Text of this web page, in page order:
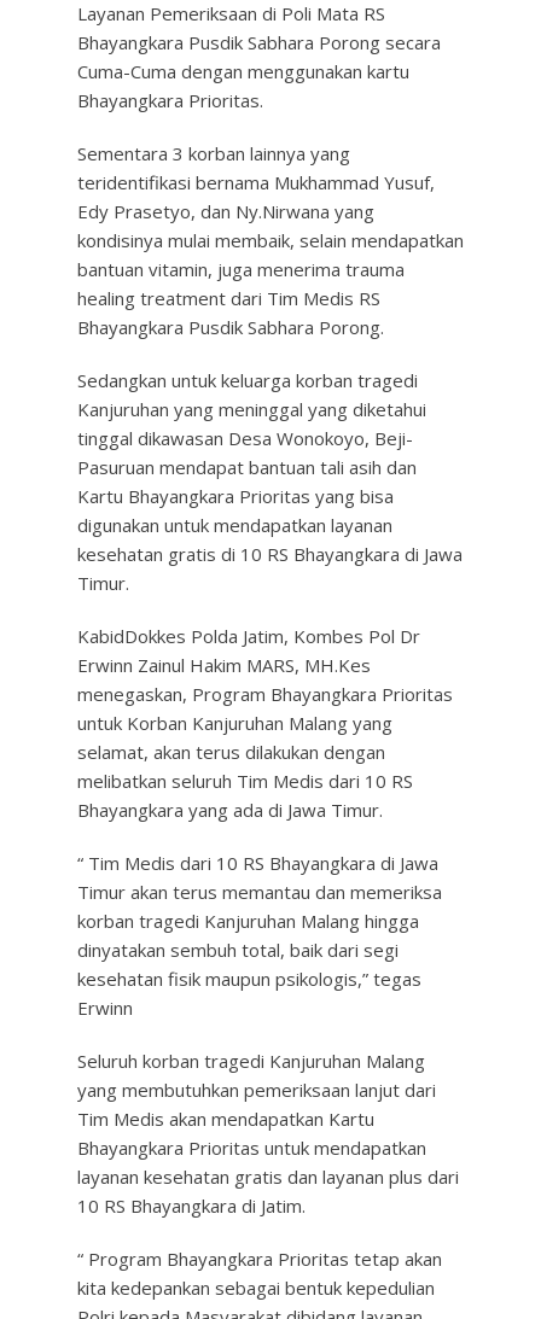
Layanan Pemeriksaan di Poli Mata RS
Bhayangkara Pusdik Sabhara Porong secara
Cuma-Cuma dengan menggunakan kartu
Bhayangkara Prioritas.
Sementara 3 korban lainnya yang
teridentifikasi bernama Mukhammad Yusuf,
Edy Prasetyo, dan Ny.Nirwana yang
kondisinya mulai membaik, selain mendapatkan
bantuan vitamin, juga menerima trauma
healing treatment dari Tim Medis RS
Bhayangkara Pusdik Sabhara Porong.
Sedangkan untuk keluarga korban tragedi
Kanjuruhan yang meninggal yang diketahui
tinggal dikawasan Desa Wonokoyo, Beji-
Pasuruan mendapat bantuan tali asih dan
Kartu Bhayangkara Prioritas yang bisa
digunakan untuk mendapatkan layanan
kesehatan gratis di 10 RS Bhayangkara di Jawa
Timur.
KabidDokkes Polda Jatim, Kombes Pol Dr
Erwinn Zainul Hakim MARS, MH.Kes
menegaskan, Program Bhayangkara Prioritas
untuk Korban Kanjuruhan Malang yang
selamat, akan terus dilakukan dengan
melibatkan seluruh Tim Medis dari 10 RS
Bhayangkara yang ada di Jawa Timur.
“ Tim Medis dari 10 RS Bhayangkara di Jawa
Timur akan terus memantau dan memeriksa
korban tragedi Kanjuruhan Malang hingga
dinyatakan sembuh total, baik dari segi
kesehatan fisik maupun psikologis,” tegas
Erwinn
Seluruh korban tragedi Kanjuruhan Malang
yang membutuhkan pemeriksaan lanjut dari
Tim Medis akan mendapatkan Kartu
Bhayangkara Prioritas untuk mendapatkan
layanan kesehatan gratis dan layanan plus dari
10 RS Bhayangkara di Jatim.
“ Program Bhayangkara Prioritas tetap akan
kita kedepankan sebagai bentuk kepedulian